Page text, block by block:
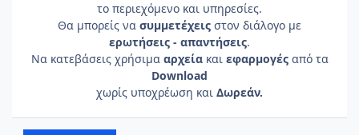
το περιεχόμενο και υπηρεσίες.
Θα μπορείς να συμμετέχεις στον διάλογο με
ερωτήσεις - απαντήσεις.
Να κατεβάσεις χρήσιμα αρχείακαι εφαρμογέςαπό τα
Download
χωρίς υποχρέωση και Δωρεάν.